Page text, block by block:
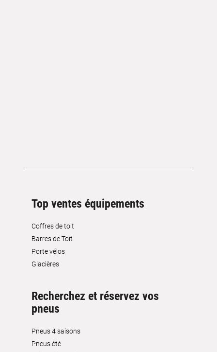
Top ventes équipements
Coffres de toit
Barres de Toit
Porte vélos
Glacières
Recherchez et réservez vos
pneus
Pneus 4 saisons
Pneus été